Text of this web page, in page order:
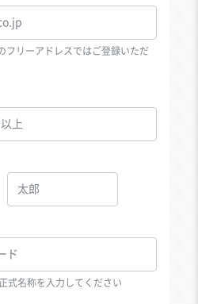
フリーアドレスではご登録いただ
式名称を入力してください